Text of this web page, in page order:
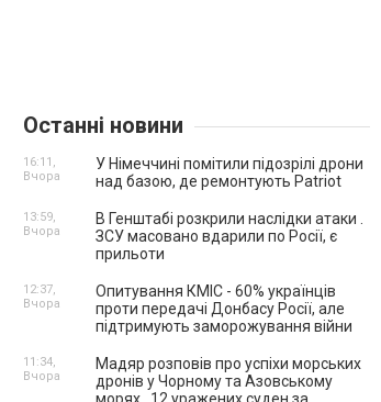
Останні новини
У Німеччині помітили підозрілі дрони
над базою, де ремонтують Patriot
16:11,
Вчора
В Генштабі розкрили наслідки атаки .
ЗСУ масовано вдарили по Росії, є
прильоти
13:59,
Вчора
Опитування КМІС - 60% українців
проти передачі Донбасу Росії, але
підтримують заморожування війни
12:37,
Вчора
Мадяр розповів про успіхи морських
дронів у Чорному та Азовському
11:34,
Вчора